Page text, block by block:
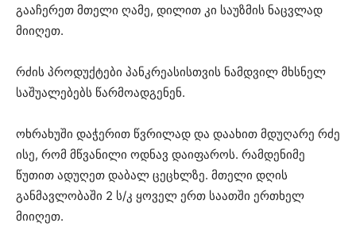
გააჩერეთ მთელი ღამე, დილით კი საუზმის ნაცვლად
მიიღეთ.
რძის პროდუქტები პანკრეასისთვის ნამდვილ მხსნელ
საშუალებებს წარმოადგენენ.
ოხრახუში დაჭერით წვრილად და დაახით მდუღარე რძე
ისე, რომ მწვანილი ოდნავ დაიფაროს. რამდენიმე
წუთით ადუღეთ დაბალ ცეცხლზე. მთელი დღის
განმავლობაში 2 ს/კ ყოველ ერთ საათში ერთხელ
მიიღეთ.